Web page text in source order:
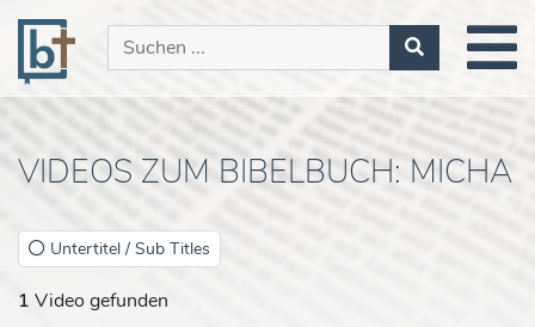
VIDEOS ZUM BIBELBUCH: MICHA
Untertitel / Sub Titles
1 Video gefunden